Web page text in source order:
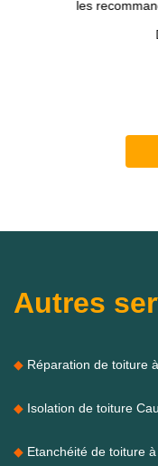
Autres
Réparation de toiture
Isolation de toiture
Etanchéité de toiture